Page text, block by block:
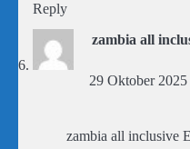
Reply
zambia all
29 Oktober
zambia all